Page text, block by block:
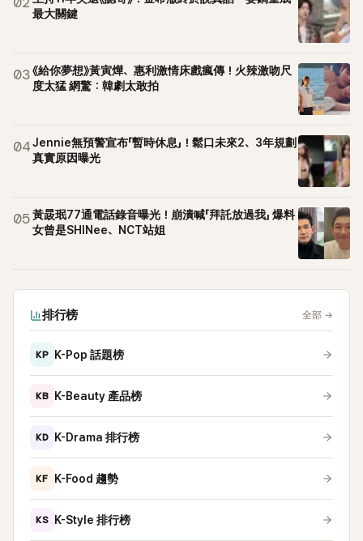
最大關鍵
03《給你夢想》黃寅燁、惠利激情床戲瘋傳！火辣激吻尺
度太猛 網驚：韓劇太敢拍
04Jennie無預警宣布「暫時休息」！鬆口未來2、3年規劃
真實原因曝光
05黃晸珉77通電話錄音曝光！崩潰喊「拜託放過我」 爆料
女曾是SHINee、NCT站姐
排行榜 全部 →
KP K-Pop 話題榜
KB K-Beauty 產品榜
KD K-Drama 排行榜
KF K-Food 趨勢
KS K-Style 排行榜